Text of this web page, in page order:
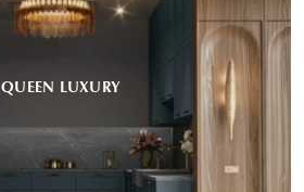
QUEEN LUXURY